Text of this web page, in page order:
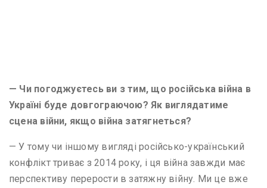
— Чи погоджуєтесь ви з тим, що російська війна в
Україні буде довгограючою? Як виглядатиме
сцена війни, якщо війна затягнеться?
— У тому чи іншому вигляді російсько-український
конфлікт триває з 2014 року, і ця війна завжди має
перспективу перерости в затяжну війну. Ми це вже